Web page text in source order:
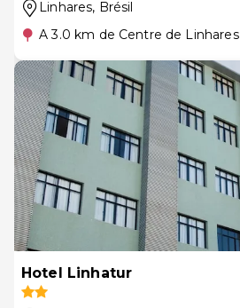
Linhares, Brésil
A 3.0 km de Centre de Linhares
Hotel Linhatur